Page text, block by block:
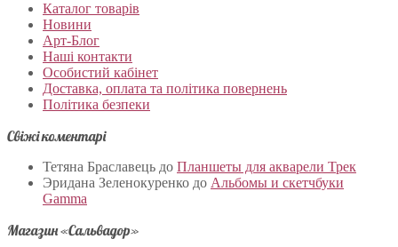
Каталог товарів
Новини
Арт-Блог
Наші контакти
Особистий кабінет
Доставка, оплата та політика повернень
Політика безпеки
Свіжі коментарі
Тетяна Браславець до Планшеты для акварели Трек
Эридана Зеленокуренко до Альбомы и скетчбуки
Gamma
Магазин «Сальвадор»